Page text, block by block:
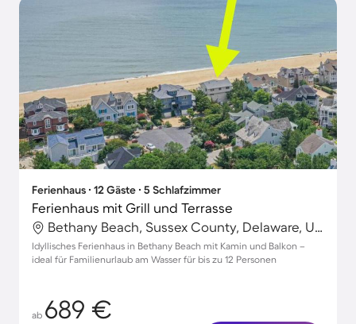
Ferienhaus ∙ 12 Gäste ∙ 5 Schlafzimmer
Ferienhaus mit Grill und Terrasse
Bethany Beach, Sussex County, Delaware, USA
Idyllisches Ferienhaus in Bethany Beach mit Kamin und Balkon –
ideal für Familienurlaub am Wasser für bis zu 12 Personen
ab 689 €